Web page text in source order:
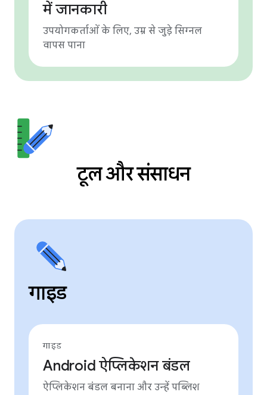
में जानकारी
उपयोगकर्ताओं के लिए, उम्र से जुड़े सिग्नल
वापस पाना
टूल और संसाधन
गाइड
गाइड
Android ऐप्लिकेशन बंडल
ऐप्लिकेशन बंडल बनाना और उन्हें पब्लिश